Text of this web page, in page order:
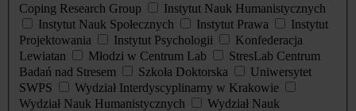
Coping Research Group
Instytut Nauk Humanistycznych
Instytut Nauk Społecznych
Instytut Prawa
Instytut
Projektowania
Instytut Psychologii
Konfederacja
Lewiatan
Młodzi w Centrum Lab
StresLab Centrum
Badań nad Stresem
Szkoła Doktorska
Uniwersytet
SWPS
Wydział Interdyscyplinarny w Krakowie
Wydział Nauk Humanistycznych
Wydział Nauk